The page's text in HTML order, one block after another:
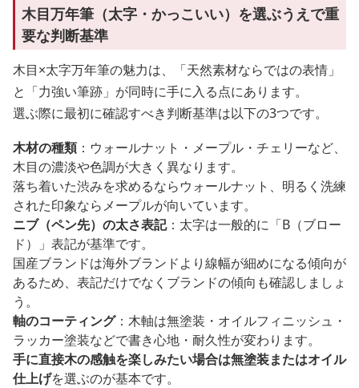
木目万年筆（太字・かっこいい）を選ぶうえで重
要な判断基準
木目×太字万年筆の魅力は、「天然素材ならではの表情」
と「力強い筆跡」が同時に手に入る点にあります。
選ぶ際に最初に確認すべき判断基準は以下の3つです。
木材の種類：ウォールナット・メープル・チェリーなど、
木目の濃淡や色調が大きく異なります。
落ち着いた渋みを求めるならウォールナット、明るく洗練
された印象ならメープルが向いています。
ニブ（ペン先）の太さ表記：太字は一般的に「B（ブロー
ド）」表記が基準です。
国産ブランドは海外ブランドより線幅が細めになる傾向が
あるため、表記だけでなくブランドの傾向も確認しましょ
う。
軸のコーティング：木軸は無塗装・オイルフィニッシュ・
ラッカー塗装などで書き心地・耐久性が変わります。
手に直接木の感触を楽しみたい場合は無塗装またはオイル
仕上げを選ぶのが基本です。